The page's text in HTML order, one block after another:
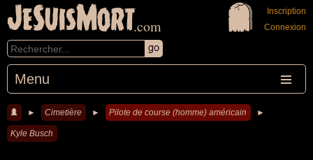
JeSuisMort.com
Menu
Inscription
Connexion
► Cimetière ► Pilote de course (homme) américain ►
Kyle Busch